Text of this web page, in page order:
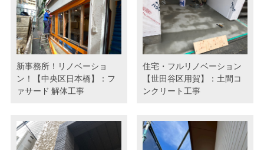
新事務所！リノベーショ
ン！【中央区日本橋】：フ
ァサード 解体工事
住宅・フルリノベーション
【世田谷区用賀】：土間コ
ンクリート工事